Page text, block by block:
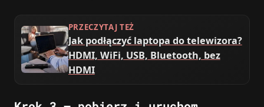
PRZECZYTAJ TEŻ
Jak podłączyć laptopa do telewizora?
HDMI, WiFi, USB, Bluetooth, bez
HDMI